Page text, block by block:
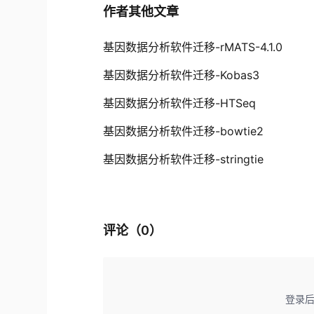
作者其他文章
基因数据分析软件迁移-rMATS-4.1.0
基因数据分析软件迁移-Kobas3
基因数据分析软件迁移-HTSeq
基因数据分析软件迁移-bowtie2
基因数据分析软件迁移-stringtie
评论（0）
登录